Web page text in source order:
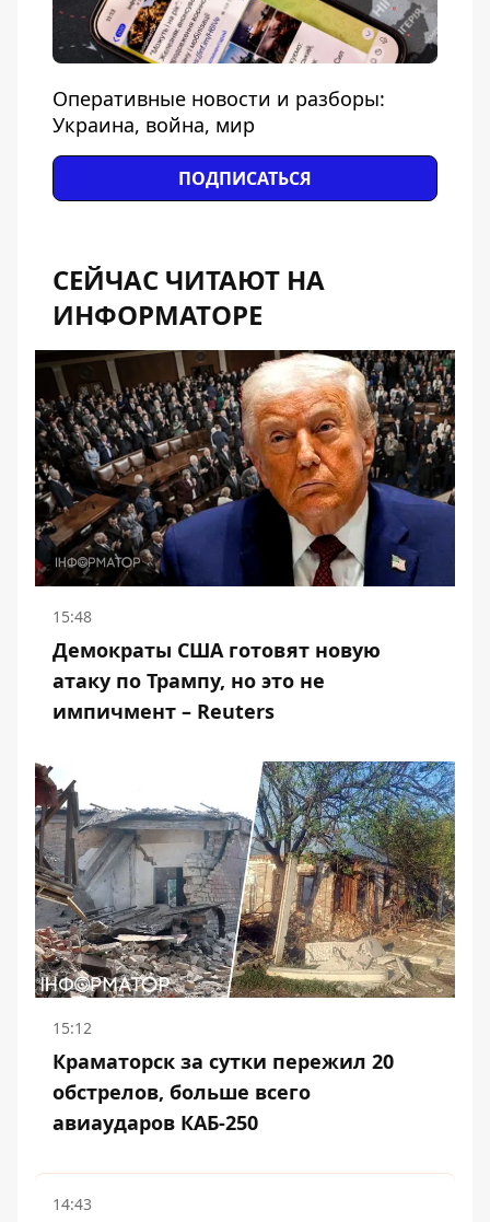
Оперативные новости и разборы:
Украина, война, мир
ПОДПИСАТЬСЯ
СЕЙЧАС ЧИТАЮТ НА
ИНФОРМАТОРЕ
15:48
Демократы США готовят новую
атаку по Трампу, но это не
импичмент – Reuters
15:12
Краматорск за сутки пережил 20
обстрелов, больше всего
авиаударов КАБ-250
14:43